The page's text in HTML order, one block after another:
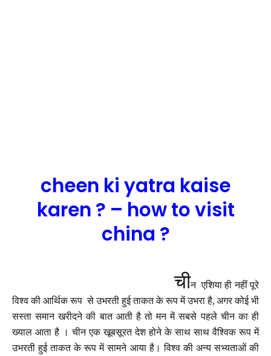
cheen ki yatra kaise
karen ? – how to visit
china ?
चीन एशिया ही नहीं पूरे
विश्व की आर्थिक रूप से उभरती हुई ताकत के रूप में उभरा है, अगर कोई भी
सस्ता समान खरीदने की बात आती है तो मन में सबसे पहले चीन का ही
ख्याल आता है । चीन एक खूबसूरत देश होने के साथ साथ वैश्विक रूप में
उभरती हुई ताकत के रूप में सामने आया है। विश्व की अन्य सभ्यताओं की